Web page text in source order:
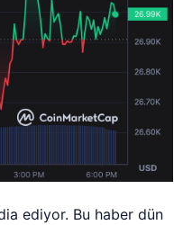
ediyor. Bu haber dün